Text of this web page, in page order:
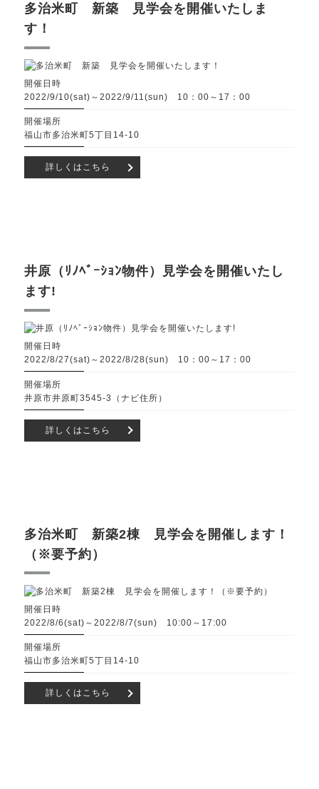
多治米町 新築 見学会を開催いたしま
す！
開催日時
2022/9/10(sat)～2022/9/11(sun) 10：00～17：00
開催場所
福山市多治米町5丁目14-10
詳しくはこちら
井原（ﾘﾉﾍﾞｰｼｮﾝ物件）見学会を開催いたし
ます!
開催日時
2022/8/27(sat)～2022/8/28(sun) 10：00～17：00
開催場所
井原市井原町3545-3（ナビ住所）
詳しくはこちら
多治米町 新築2棟 見学会を開催します！
（※要予約）
開催日時
2022/8/6(sat)～2022/8/7(sun) 10:00～17:00
開催場所
福山市多治米町5丁目14-10
詳しくはこちら